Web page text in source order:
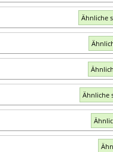
Ähnliche
Ähnliche